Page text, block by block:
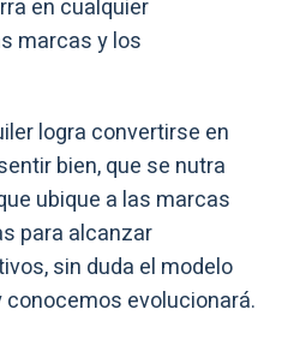
en cualquier
marcas y los
logra convertirse en
bien, que se nutra
ubique a las marcas
para alcanzar
sin duda el modelo
conocemos evolucionará.